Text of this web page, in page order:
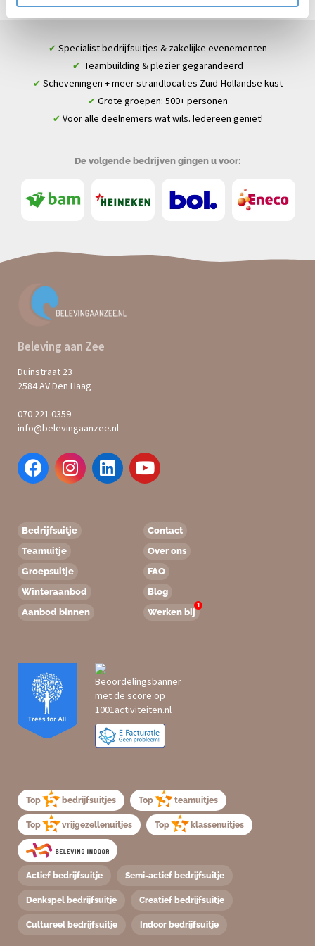
✔ Specialist bedrijfsuitjes & zakelijke evenementen
✔ Teambuilding & plezier gegarandeerd
✔ Scheveningen + meer strandlocaties Zuid-Hollandse kust
✔ Grote groepen: 500+ personen
✔ Voor alle deelnemers wat wils. Iedereen geniet!
De volgende bedrijven gingen u voor:
Beleving aan Zee
Duinstraat 23
2584 AV Den Haag
070 221 0359
info@belevingaanzee.nl
Bedrijfsuitje
Teamuitje
Groepsuitje
Winteraanbod
Aanbod binnen
Contact
Over ons
FAQ
Blog
Werken bij
1
Top bedrijfsuitjes Top teamuitjes
Top vrijgezellenuitjes Top klassenuitjes
Actief bedrijfsuitje Semi-actief bedrijfsuitje
Denkspel bedrijfsuitje Creatief bedrijfsuitje
Cultureel bedrijfsuitje Indoor bedrijfsuitje